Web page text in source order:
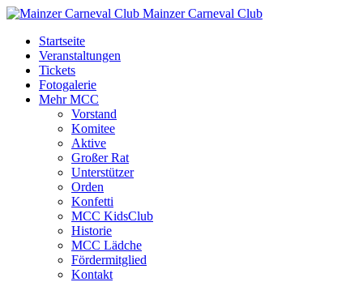
Mainzer Carneval Club
Startseite
Veranstaltungen
Tickets
Fotogalerie
Mehr MCC
Vorstand
Komitee
Aktive
Großer Rat
Unterstützer
Orden
Konfetti
MCC KidsClub
Historie
MCC Lädche
Fördermitglied
Kontakt